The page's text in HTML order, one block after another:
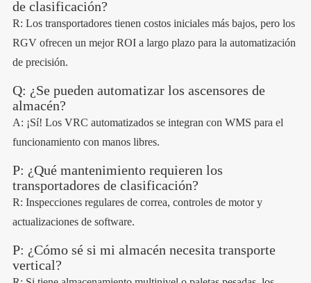
de clasificación?
R: Los transportadores tienen costos iniciales más bajos, pero los
RGV ofrecen un mejor ROI a largo plazo para la automatización
de precisión.
Q: ¿Se pueden automatizar los ascensores de
almacén?
A: ¡Sí! Los VRC automatizados se integran con WMS para el
funcionamiento con manos libres.
P: ¿Qué mantenimiento requieren los
transportadores de clasificación?
R: Inspecciones regulares de correa, controles de motor y
actualizaciones de software.
P: ¿Cómo sé si mi almacén necesita transporte
vertical?